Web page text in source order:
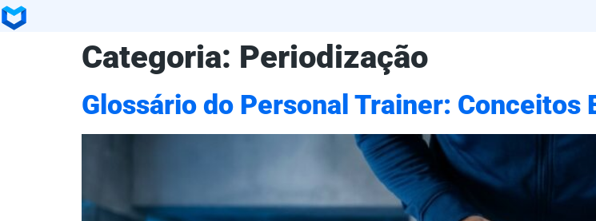
Categoria: Periodização
Glossário do Personal Trainer: Conceitos